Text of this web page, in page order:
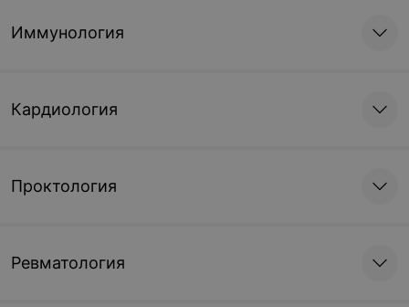
Иммунология
Кардиология
Проктология
Ревматология